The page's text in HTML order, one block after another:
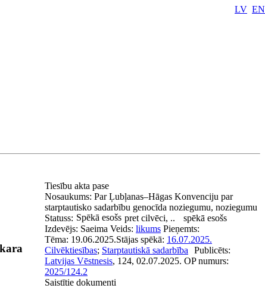
LV EN
Tiesību akta pase
Nosaukums: Par Ļubļanas–Hāgas Konvenciju par
starptautisko sadarbību genocīda noziegumu, noziegumu
pret cilvēci, ..
Statuss: Spēkā esošs
spēkā esošs
Izdevējs: Saeima Veids: likums Pieņemts:
19.06.2025.Stājas spēkā: 16.07.2025.
Tēma:
Cilvēktiesības; Starptautiskā sadarbība
Publicēts:
Latvijas Vēstnesis, 124, 02.07.2025. OP numurs:
2025/124.2
Saistītie dokumenti